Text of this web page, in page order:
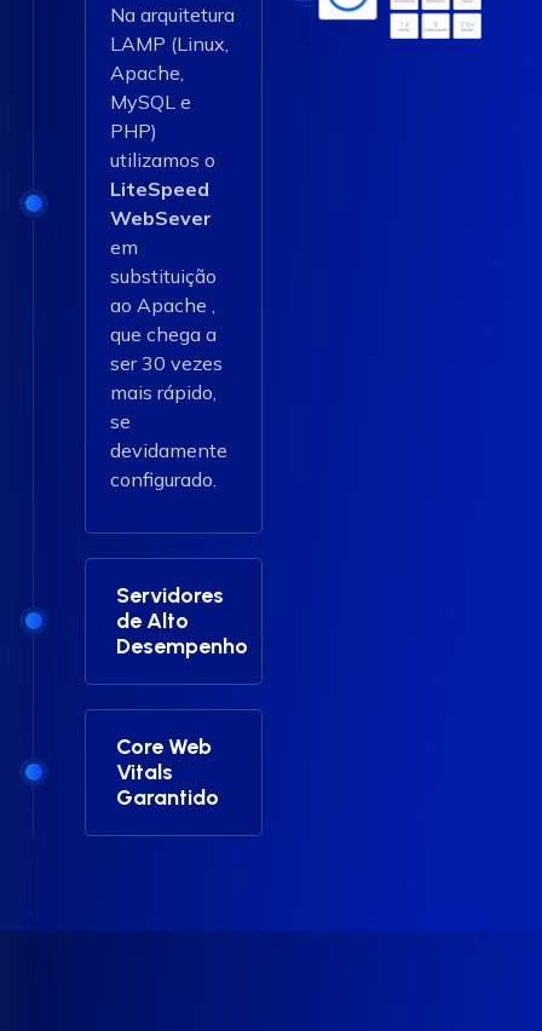
Na arquitetura
LAMP (Linux,
Apache,
MySQL e
PHP)
utilizamos o
LiteSpeed
WebSever
em
substituição
ao Apache ,
que chega a
ser 30 vezes
mais rápido,
se
devidamente
configurado.
Servidores
de Alto
Desempenho
Core Web
Vitals
Garantido